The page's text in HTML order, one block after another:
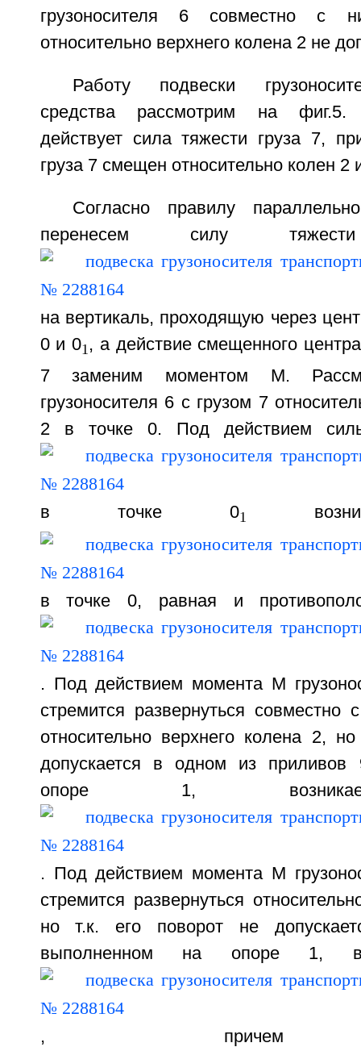
грузоносителя 6 совместно с
относительно верхнего колена 2 не
Работу подвески
средства рассмотрим на фиг.5.
действует сила тяжести груза 7,
груза 7 смещен относительно колен 2
Согласно правилу
перенесем силу
на вертикаль, проходящую через
0 и 01, а действие смещенного
7 заменим моментом М.
грузоносителя 6 с грузом 7
2 в точке 0. Под действием
в точке 01
в точке 0, равная и
. Под действием момента М
стремится развернуться
относительно верхнего колена 2,
допускается в одном из
опоре 1,
. Под действием момента М
стремится развернуться
но т.к. его поворот не
выполненном на опоре 1,
, причем